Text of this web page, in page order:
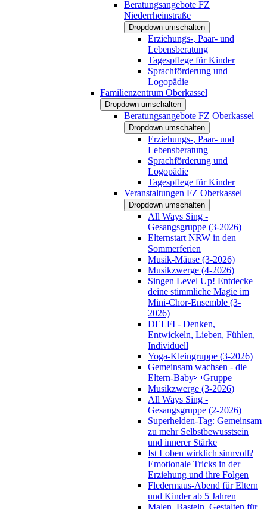
Beratungsangebote FZ
Niederrheinstraße
Dropdown umschalten
Erziehungs-, Paar- und
Lebensberatung
Tagespflege für Kinder
Sprachförderung und
Logopädie
Familienzentrum Oberkassel
Dropdown umschalten
Beratungsangebote FZ Oberkassel
Dropdown umschalten
Erziehungs-, Paar- und
Lebensberatung
Sprachförderung und
Logopädie
Tagespflege für Kinder
Veranstaltungen FZ Oberkassel
Dropdown umschalten
All Ways Sing -
Gesangsgruppe (3-2026)
Elternstart NRW in den
Sommerferien
Musik-Mäuse (3-2026)
Musikzwerge (4-2026)
Singen Level Up! Entdecke
deine stimmliche Magie im
Mini-Chor-Ensemble (3-
2026)
DELFI - Denken,
Entwickeln, Lieben, Fühlen,
Individuell
Yoga-Kleingruppe (3-2026)
Gemeinsam wachsen - die
Eltern-BabyGruppe
Musikzwerge (3-2026)
All Ways Sing -
Gesangsgruppe (2-2026)
Superhelden-Tag: Gemeinsam
zu mehr Selbstbewusstsein
und innerer Stärke
Ist Loben wirklich sinnvoll?
Emotionale Tricks in der
Erziehung und ihre Folgen
Fledermaus-Abend für Eltern
und Kinder ab 5 Jahren
Malen, Basteln, Gestalten für